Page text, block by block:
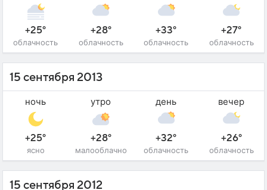
+25°
облачность
+28°
облачность
+33°
облачность
+27°
облачность
15 сентября 2013
ночь
+25°
ясно
утро
+28°
малооблачно
день
+32°
облачность
вечер
+26°
облачность
15 сентября 2012